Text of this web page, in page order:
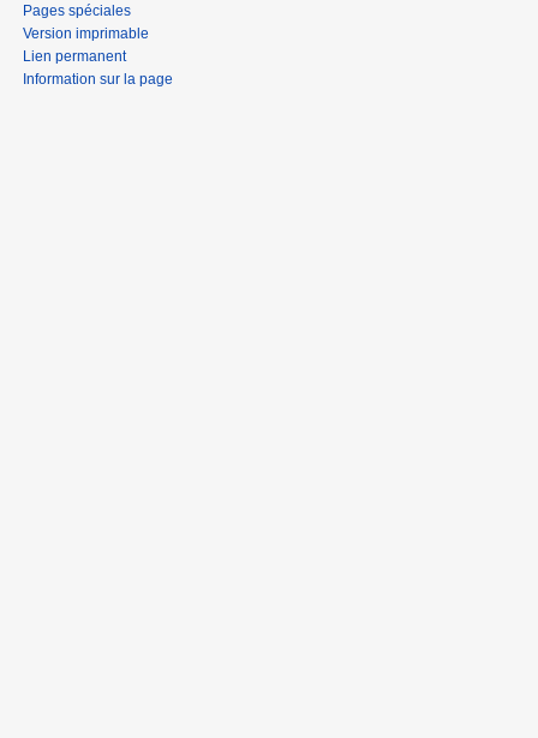
Pages spéciales
Version imprimable
Lien permanent
Information sur la page